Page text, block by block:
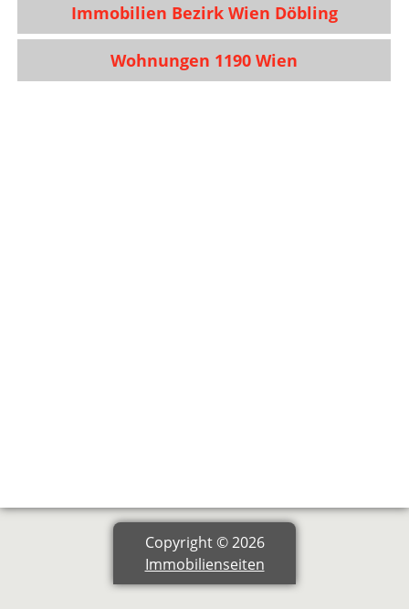
Immobilien Bezirk Wien Döbling
Wohnungen 1190 Wien
Copyright © 2026
Immobilienseiten